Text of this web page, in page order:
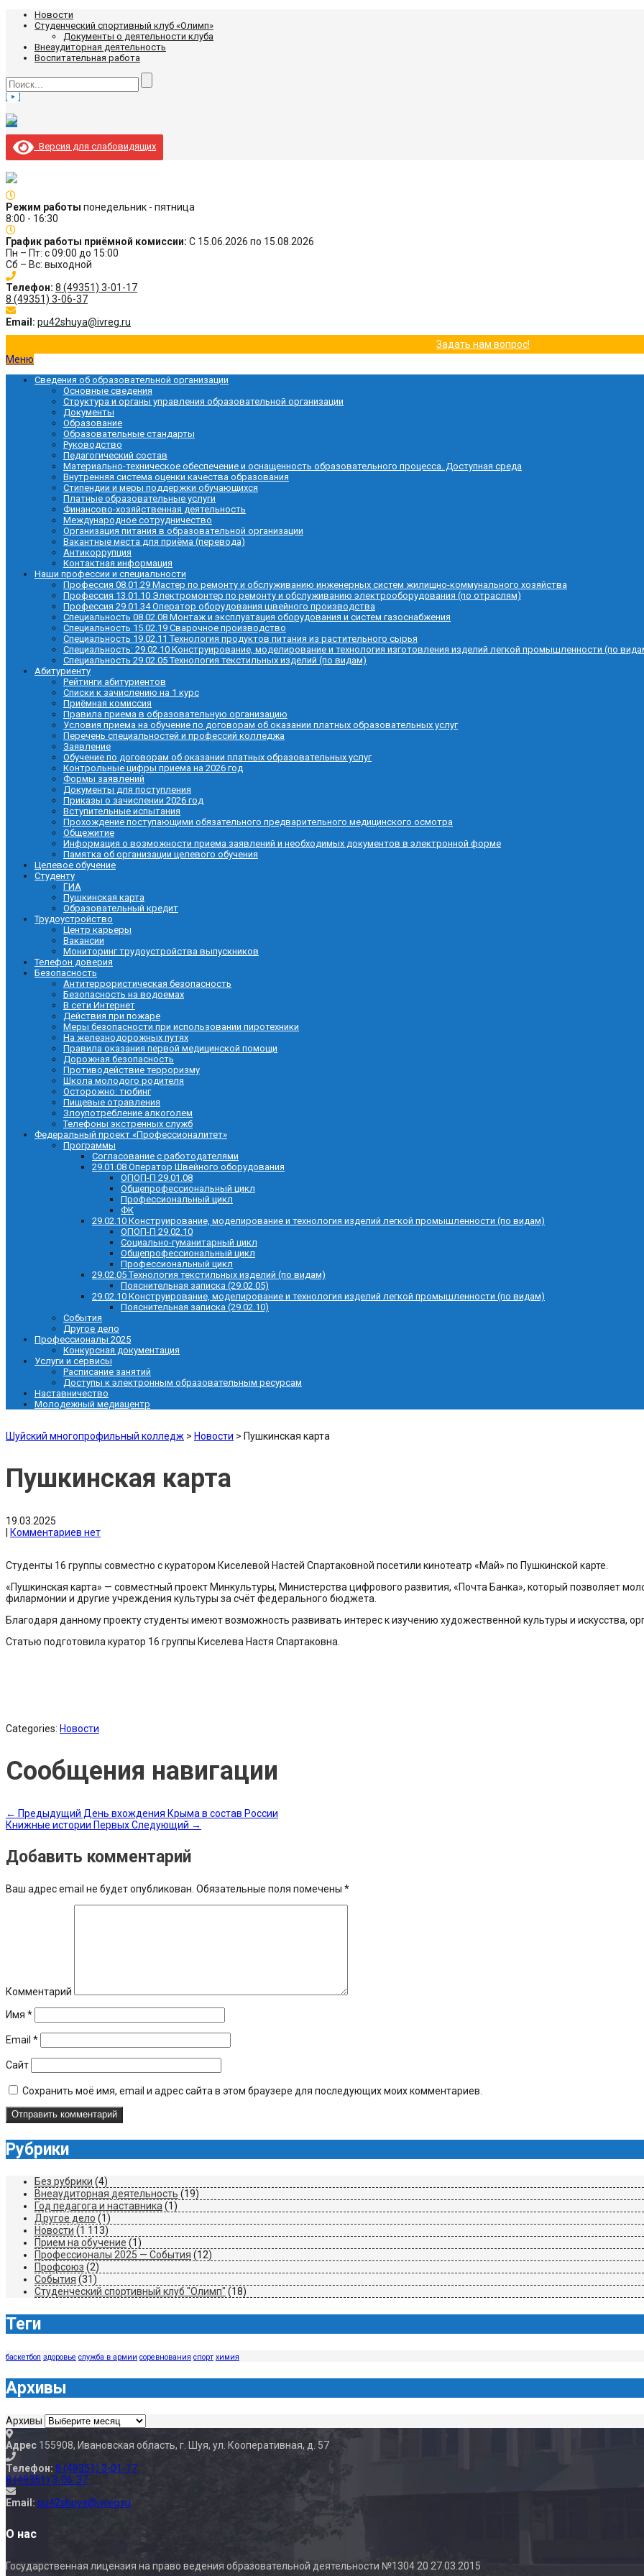
Новости
Студенческий спортивный клуб «Олимп»
Документы о деятельности клуба
Внеаудиторная деятельность
Воспитательная работа
Версия для слабовидящих
Режим работы понедельник - пятница
8:00 - 16:30
График работы приёмной комиссии: С 15.06.2026 по 15.08.2026
Пн – Пт: с 09:00 до 15:00
Сб – Вс: выходной
Телефон: 8 (49351) 3-01-17
8 (49351) 3-06-37
Email: pu42shuya@ivreg.ru
Задать нам вопрос!
Меню
Сведения об образовательной организации
Основные сведения
Структура и органы управления образовательной организации
Документы
Образование
Образовательные стандарты
Руководство
Педагогический состав
Материально-техническое обеспечение и оснащенность образовательного процесса. Доступная среда
Внутренняя система оценки качества образования
Стипендии и меры поддержки обучающихся
Платные образовательные услуги
Финансово-хозяйственная деятельность
Международное сотрудничество
Организация питания в образовательной организации
Вакантные места для приёма (перевода)
Антикоррупция
Контактная информация
Наши профессии и специальности
Профессия 08.01.29 Мастер по ремонту и обслуживанию инженерных систем жилищно-коммунального хозяйства
Профессия 13.01.10 Электромонтер по ремонту и обслуживанию электрооборудования (по отраслям)
Профессия 29.01.34 Оператор оборудования швейного производства
Специальность 08.02.08 Монтаж и эксплуатация оборудования и систем газоснабжения
Специальность 15.02.19 Сварочное производство
Специальность 19.02.11 Технология продуктов питания из растительного сырья
Специальность: 29.02.10 Конструирование, моделирование и технология изготовления изделий легкой промышленности (по
Специальность 29.02.05 Технология текстильных изделий (по видам)
Абитуриенту
Рейтинги абитуриентов
Списки к зачислению на 1 курс
Приёмная комиссия
Правила приема в образовательную организацию
Условия приема на обучение по договорам об оказании платных образовательных услуг
Перечень специальностей и профессий колледжа
Заявление
Обучение по договорам об оказании платных образовательных услуг
Контрольные цифры приема на 2026 год
Формы заявлений
Документы для поступления
Приказы о зачислении 2026 год
Вступительные испытания
Прохождение поступающими обязательного предварительного медицинского осмотра
Общежитие
Информация о возможности приема заявлений и необходимых документов в электронной форме
Памятка об организации целевого обучения
Целевое обучение
Студенту
ГИА
Пушкинская карта
Образовательный кредит
Трудоустройство
Центр карьеры
Вакансии
Мониторинг трудоустройства выпускников
Телефон доверия
Безопасность
Антитеррористическая безопасность
Безопасность на водоемах
В сети Интернет
Действия при пожаре
Меры безопасности при использовании пиротехники
На железнодорожных путях
Правила оказания первой медицинской помощи
Дорожная безопасность
Противодействие терроризму
Школа молодого родителя
Осторожно: тюбинг
Пищевые отравления
Злоупотребление алкоголем
Телефоны экстренных служб
Федеральный проект «Профессионалитет»
Программы
Согласование с работодателями
29.01.08 Оператор Швейного оборудования
ОПОП-П 29.01.08
Общепрофессиональный цикл
Профессиональный цикл
ФК
29.02.10 Конструирование, моделирование и технология изделий легкой промышленности (по видам)
ОПОП-П 29.02.10
Социально-гуманитарный цикл
Общепрофессиональный цикл
Профессиональный цикл
29.02.05 Технология текстильных изделий (по видам)
Пояснительная записка (29.02.05)
29.02.10 Конструирование, моделирование и технология изделий легкой промышленности (по видам)
Пояснительная записка (29.02.10)
События
Другое дело
Профессионалы 2025
Конкурсная документация
Услуги и сервисы
Расписание занятий
Доступы к электронным образовательным ресурсам
Наставничество
Молодежный медиацентр
Шуйский многопрофильный колледж > Новости > Пушкинская карта
Пушкинская карта
19.03.2025
Комментариев нет
Студенты 16 группы совместно с куратором Киселевой Настей Спартаковной посетили кинотеатр «Май» по Пушкинской карте.
«Пушкинская карта» — совместный проект Минкультуры, Министерства цифрового развития, «Почта Банка», который позволяет
филармонии и другие учреждения культуры за счёт федерального бюджета.
Благодаря данному проекту студенты имеют возможность развивать интерес к изучению художественной культуры и искусства,
Статью подготовила куратор 16 группы Киселева Настя Спартаковна.
Categories: Новости
Сообщения навигации
← Предыдущий День вхождения Крыма в состав России
Книжные истории ПервыхСледующий →
Добавить комментарий
Ваш адрес email не будет опубликован. Обязательные поля помечены *
Комментарий
Имя *
Email *
Сайт
Сохранить моё имя, email и адрес сайта в этом браузере для последующих моих комментариев.
Рубрики
Без рубрики (4)
Внеаудиторная деятельность (19)
Год педагога и наставника (1)
Другое дело (1)
Новости (1 113)
Прием на обучение (1)
Профессионалы 2025 — События (12)
Профсоюз (2)
События (31)
Студенческий спортивный клуб "Олимп" (18)
Теги
баскетбол здоровье служба в армии соревнования спорт химия
Архивы
Архивы
Адрес 155908, Ивановская область, г. Шуя, ул. Кооперативная, д. 57
Телефон: 8 (49351) 3-01-17
8 (49351) 3-06-37
Email: pu42shuya@ivreg.ru
О нас
Государственная лицензия на право ведения образовательной деятельности №1304 20 27.03.2015